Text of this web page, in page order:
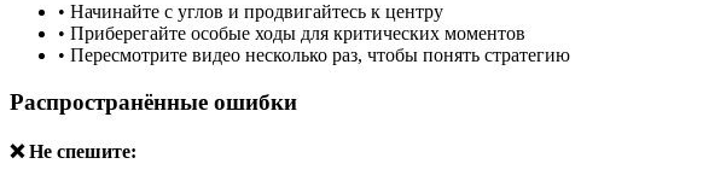
• Начинайте с углов и продвигайтесь к центру
• Приберегайте особые ходы для критических моментов
• Пересмотрите видео несколько раз, чтобы понять стратегию
Распространённые ошибки
❌ Не спешите: